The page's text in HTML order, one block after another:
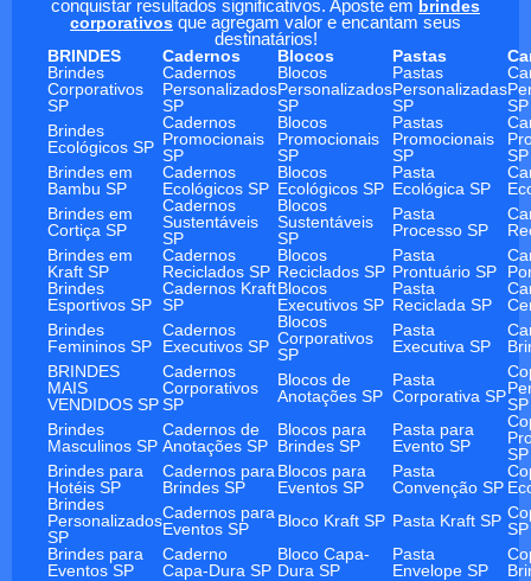
conquistar resultados significativos. Aposte em brindes
corporativos que agregam valor e encantam seus
destinatários!
BRINDES
Cadernos Blocos Pastas
Brindes
Corporativos
SP
Cadernos
Personalizados
SP
Blocos
Personalizados
SP
Pastas
Personalizadas
SP
SP
Brindes
Ecológicos SP
Cadernos
Promocionais
SP
Blocos
Promocionais
SP
Pastas
Promocionais
SP
SP
Brindes em
Bambu SP
Cadernos
Ecológicos SP
Blocos
Ecológicos SP
Pasta
Ecológica SP
Brindes em
Cortiça SP
Cadernos
Sustentáveis
SP
Blocos
Sustentáveis
SP
Pasta
Processo SP
Brindes em
Kraft SP
Cadernos
Reciclados SP
Blocos
Reciclados SP
Pasta
Prontuário SP
Brindes
Esportivos SP
Cadernos Kraft
SP
Blocos
Executivos SP
Pasta
Reciclada SP
Brindes
Femininos SP
Cadernos
Executivos SP
Blocos
Corporativos
SP
Pasta
Executiva SP
BRINDES
MAIS
VENDIDOS SP
Cadernos
Corporativos
SP
Blocos de
Anotações SP
Pasta
Corporativa SPSP
Brindes
Masculinos SP
Cadernos de
Anotações SP
Blocos para
Brindes SP
Pasta para
Evento SP
SP
Brindes para
Hotéis SP
Cadernos para
Brindes SP
Blocos para
Eventos SP
Pasta
Convenção SP
Brindes
Personalizados
SP
Cadernos para
Eventos SP
Bloco Kraft SP Pasta Kraft SP SP
Brindes para
Eventos SP
Caderno
Capa-Dura SP
Bloco Capa-
Dura SP
Pasta
Envelope SP